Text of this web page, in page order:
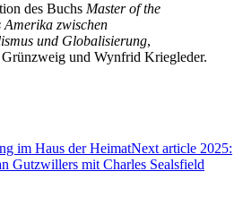
des Buchs Master of the
Amerika zwischen
und Globalisierung,
Grünzweig und Wynfrid Kriegleder.
im Haus der HeimatNext article 2025:
Gutzwillers mit Charles Sealsfield